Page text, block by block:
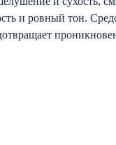
и ровный тон.